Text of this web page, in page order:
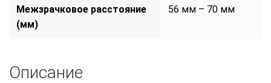
Межзрачковое расстояние
(мм)
56 мм – 70 мм
Описание